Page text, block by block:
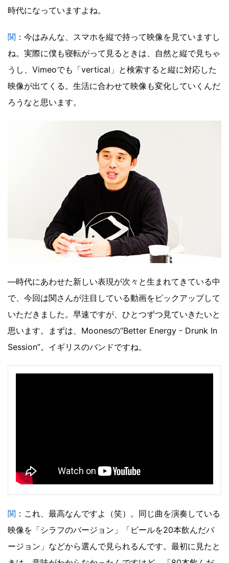
時代になっていますよね。
関 ：今はみんな、スマホを縦で持って映像を見ていますし
ね。実際に僕も寝転がって見るときは、自然と縦で見ちゃ
うし、Vimeoでも「vertical」と検索すると縦に対応した
映像が出てくる。生活に合わせて映像も変化していくんだ
ろうなと思います。
―時代にあわせた新しい表現が次々と生まれてきている中
で、今回は関さんが注目している動画をピックアップして
いただきました。早速ですが、ひとつずつ見ていきたいと
思います。まずは、Moonesの“Better Energy - Drunk In
Session”。イギリスのバンドですね。
関 ：これ、最高なんですよ（笑）。同じ曲を演奏している
映像を「シラフのバージョン」「ビールを20本飲んだバ
ージョン」などから選んで見られるんです。最初に見たと